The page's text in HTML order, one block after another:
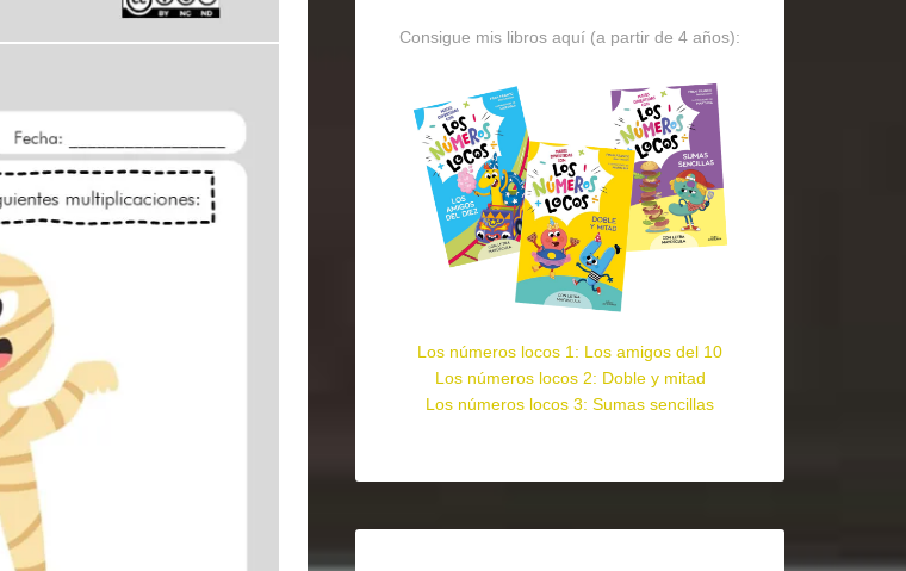
Consigue mis libros aquí (a partir de 4 años):
Los números locos 1: Los amigos del 10
Los números locos 2: Doble y mitad
Los números locos 3: Sumas sencillas